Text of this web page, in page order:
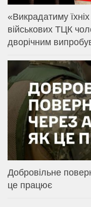
«Викрадатиму
військових ТЦК
дворічним
Добровільне
це працює